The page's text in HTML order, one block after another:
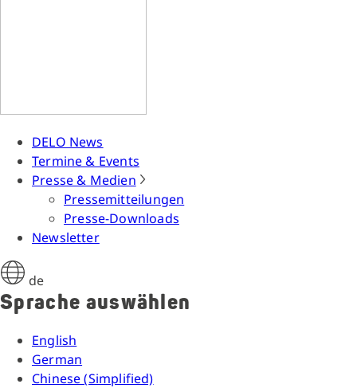
DELO News
Termine & Events
Presse & Medien
Pressemitteilungen
Presse-Downloads
Newsletter
de
Sprache auswählen
English
German
Chinese (Simplified)